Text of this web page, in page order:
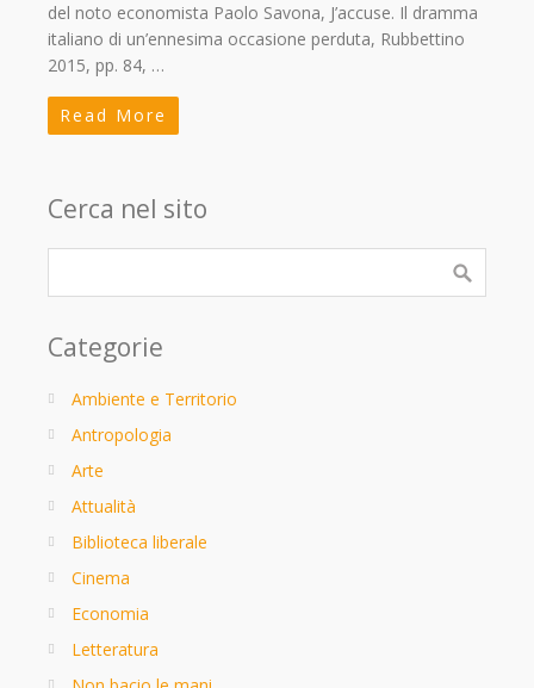
del noto economista Paolo Savona, J’accuse. Il dramma
italiano di un’ennesima occasione perduta, Rubbettino
2015, pp. 84, …
Read More
Cerca nel sito
Categorie
Ambiente e Territorio
Antropologia
Arte
Attualità
Biblioteca liberale
Cinema
Economia
Letteratura